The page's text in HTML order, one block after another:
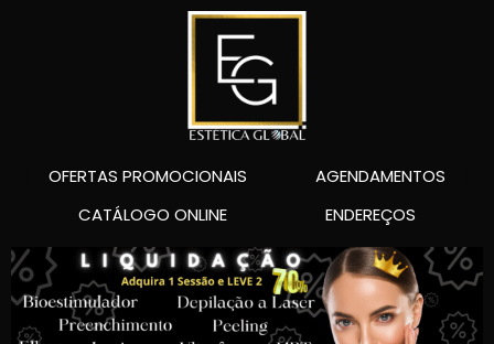
OFERTAS PROMOCIONAIS
AGENDAMENTOS
CATÁLOGO ONLINE
ENDEREÇOS